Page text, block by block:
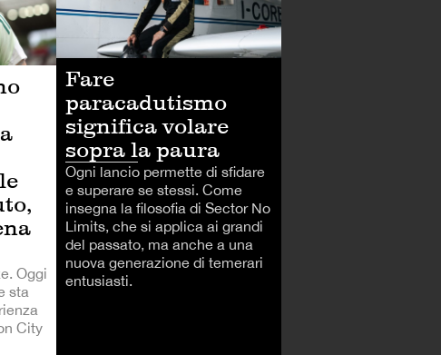
Oggi
sta
City
Fare
paracadutismo
significa volare
sopra la paura
Ogni lancio permette di sfidare
e superare se stessi. Come
insegna la filosofia di Sector No
Limits, che si applica ai grandi
del passato, ma anche a una
nuova generazione di temerari
entusiasti.